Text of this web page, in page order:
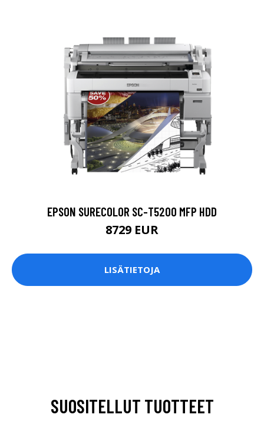
EPSON SURECOLOR SC-T5200 MFP HDD
8729 EUR
LISÄTIETOJA
SUOSITELLUT TUOTTEET